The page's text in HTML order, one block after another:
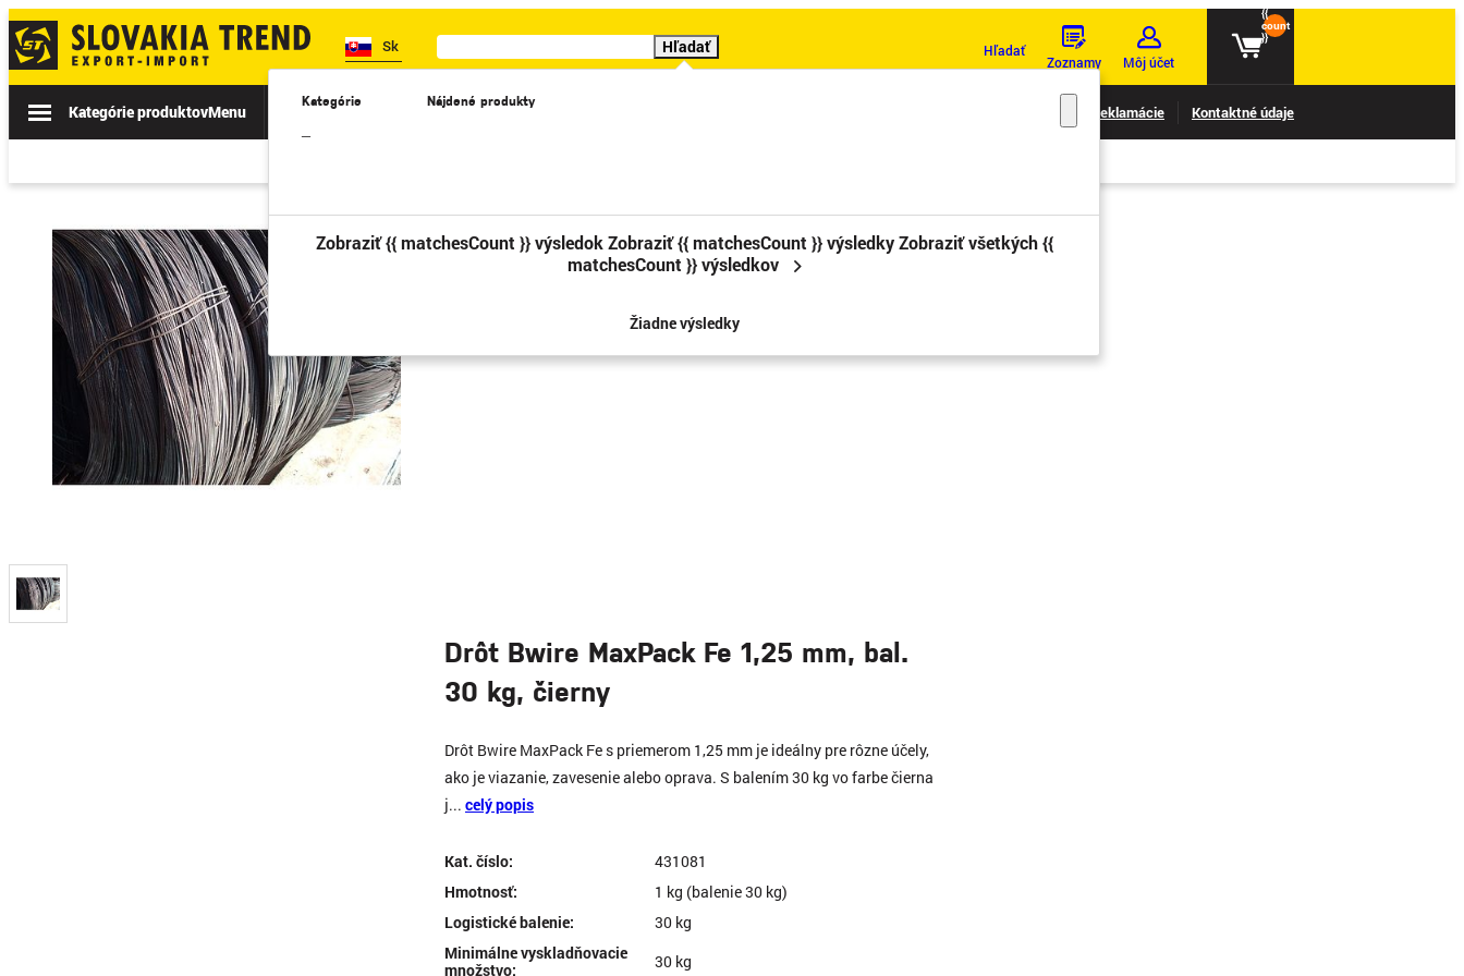
Sk Hľadať
Kategórie
–
Nájdené produkty
Zobraziť {{ matchesCount }} výsledok Zobraziť {{ matchesCount }} výsledky Zobraziť všetkých {{
matchesCount }} výsledkov
Žiadne výsledky
Hľadať
Zoznamy Môj účet
{{
count
}}
Kategórie produktovMenu Akcie Novinky II. TRIEDA Katalógy Reklamácie Kontaktné údaje
Drôt Bwire MaxPack Fe 1,25 mm, bal.
30 kg, čierny
Drôt Bwire MaxPack Fe s priemerom 1,25 mm je ideálny pre rôzne účely,
ako je viazanie, zavesenie alebo oprava. S balením 30 kg vo farbe čierna
j... celý popis
Kat. číslo:
431081
Hmotnosť:
1 kg (balenie 30 kg)
Logistické balenie:
30 kg
Minimálne vyskladňovacie
množstvo:
30 kg